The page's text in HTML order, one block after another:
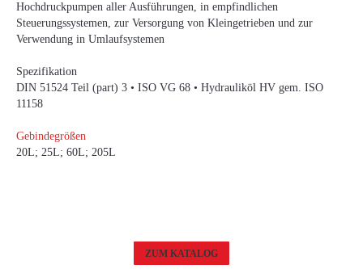
Hochdruckpumpen aller Ausführungen, in empfindlichen
Steuerungssystemen, zur Versorgung von Kleingetrieben und zur
Verwendung in Umlaufsystemen
Spezifikation
DIN 51524 Teil (part) 3 • ISO VG 68 • Hydrauliköl HV gem. ISO
11158
Gebindegrößen
20L; 25L; 60L; 205L
ZUM KATALOG